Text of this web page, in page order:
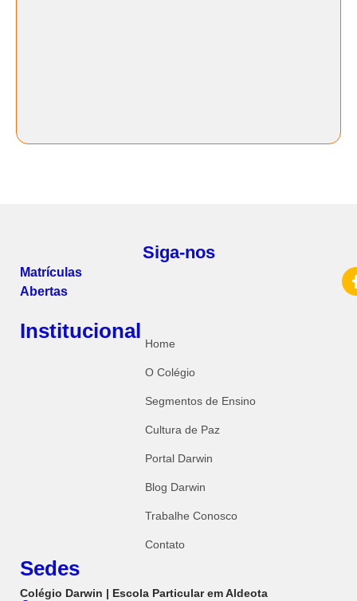
Matrículas
Abertas
Siga-nos
Institucional
Home
O Colégio
Segmentos de Ensino
Cultura de Paz
Portal Darwin
Blog Darwin
Trabalhe Conosco
Contato
Sedes
Colégio Darwin | Escola Particular em Aldeota